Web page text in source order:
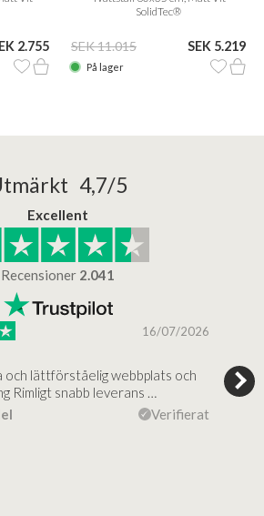
2.755
SolidTec®
SEK 11.015 SEK 5.219
På lager
4,7/5
Excellent
Recensioner 2.041
16/07/2026
och lättförståelig webbplats och
Rimligt snabb leverans …
Verifierat
Jag